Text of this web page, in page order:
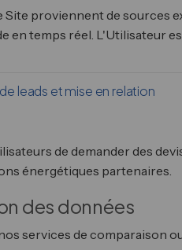
Site proviennent de sources
en temps réel. L'Utilisateur
leads et mise en relation
de demander des
énergétiques partenaires.
des données
services de comparaison